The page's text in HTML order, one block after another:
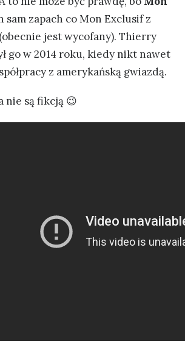
sam zapach co Mon Exclusif z
jest wycofany). Thierry
go w 2014 roku, kiedy nikt nawet
z amerykańską gwiazdą.
nie są fikcją 😉